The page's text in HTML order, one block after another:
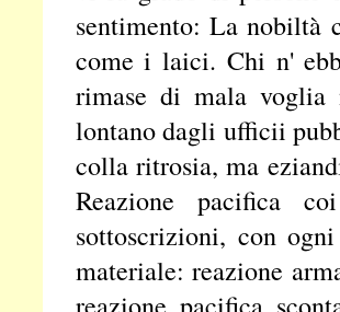
sentimento: La
come i laici. Chi n'
rimase di mala voglia
lontano dagli ufficii
colla ritrosia, ma
Reazione pacifica
sottoscrizioni, con
materiale: reazione